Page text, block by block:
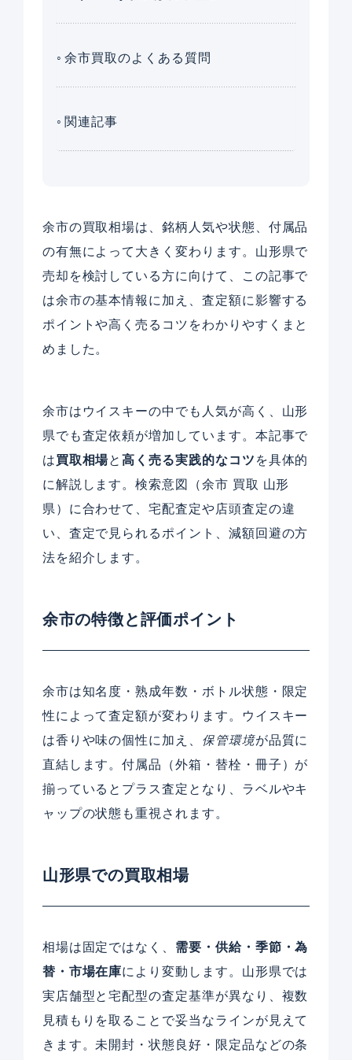
余市買取のよくある質問
関連記事
余市の買取相場は、銘柄人気や状態、付属品
の有無によって大きく変わります。山形県で
売却を検討している方に向けて、この記事で
は余市の基本情報に加え、査定額に影響する
ポイントや高く売るコツをわかりやすくまと
めました。
余市はウイスキーの中でも人気が高く、山形
県でも査定依頼が増加しています。本記事で
は買取相場と高く売る実践的なコツ を具体的
に解説します。検索意図（余市 買取 山形
県）に合わせて、宅配査定や店頭査定の違
い、査定で見られるポイント、減額回避の方
法を紹介します。
余市の特徴と評価ポイント
余市は知名度・熟成年数・ボトル状態・限定
性によって査定額が変わります。ウイスキー
は香りや味の個性に加え、 保管環境が品質に
直結します。付属品（外箱・替栓・冊子）が
揃っているとプラス査定となり、ラベルやキ
ャップの状態も重視されます。
山形県での買取相場
相場は固定ではなく、 需要・供給・季節・為
替・市場在庫により変動します。山形県では
実店舗型と宅配型の査定基準が異なり、複数
見積もりを取ることで妥当なラインが見えて
きます。未開封・状態良好・限定品などの条